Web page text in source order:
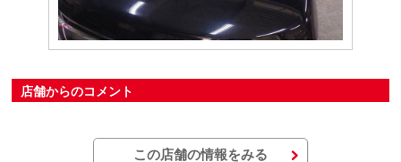
店舗からのコメント
この店舗の情報をみる